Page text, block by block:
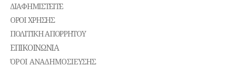
ΔΙΑΦΗΜΙΣΤΕΊΤΕ
ΌΡΟΙ ΧΡΉΣΗΣ
ΠΟΛΙΤΙΚΉ ΑΠΟΡΡΉΤΟΥ
ΕΠΙΚΟΙΝΩΝΊΑ
ΌΡΟΙ ΑΝΑΔΗΜΟΣΙΕΥΣΗΣ